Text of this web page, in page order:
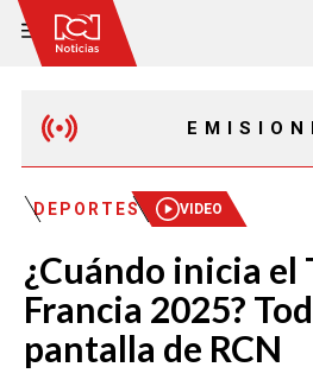
MAÑANA EXPRESS
EMISIÓN
EMISIÓN 7:00
DEPORTES VIDEO
¿Cuándo inicia el
Francia 2025?
pantalla de RCN